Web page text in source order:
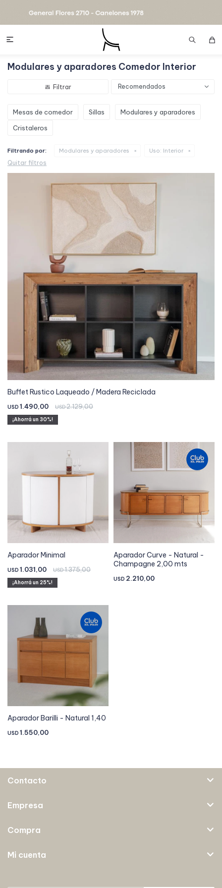

Modulares y aparadores Comedor Interior
Recomendados
Mesas de comedor Sillas
Modulares y aparadores
Cristaleros
Filtrando por: Modulares y aparadores Uso: Interior
Quitar filtros
Buffet Rustico Laqueado / Madera Reciclada
USD 1.490,00 USD2.129,00
30
Aparador Minimal
USD 1.031,00 USD1.375,00
25
Aparador Curve - Natural -
Champagne 2,00 mts
USD 2.210,00
Aparador Barilli - Natural 1,40
USD 1.550,00
Contacto
Empresa
Compra
Mi cuenta